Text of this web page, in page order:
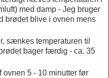
med damp - Jeg bruger
brødet blive i ovnen mens
sænkes temperaturen til
bager færdig - ca. 35
ovnen 5 - 10 minutter før